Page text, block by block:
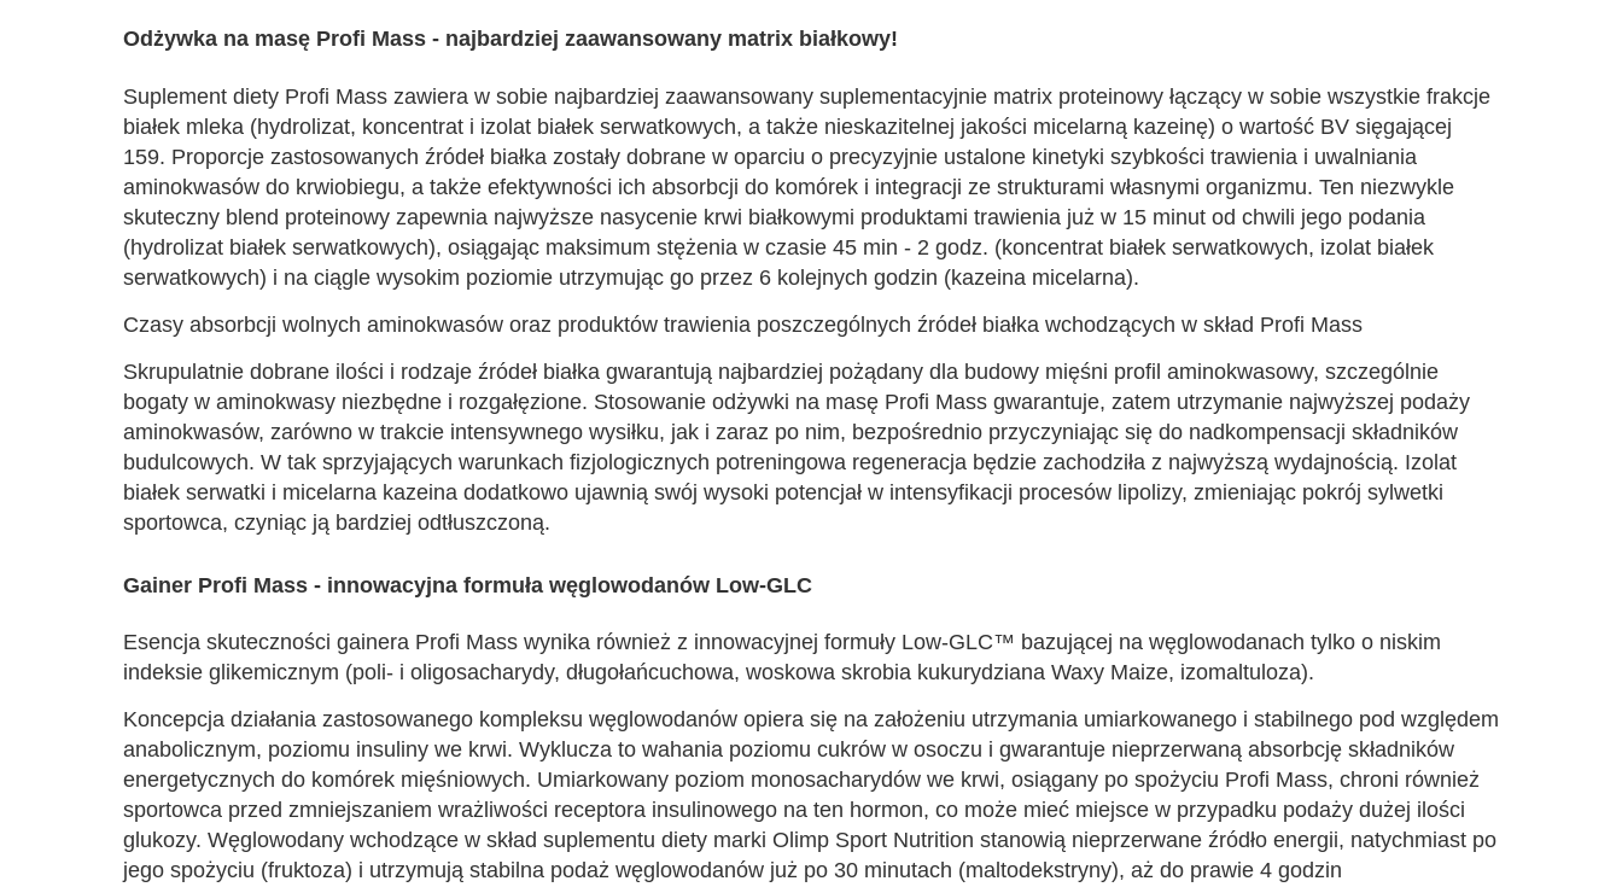
Odżywka na masę Profi Mass - najbardziej zaawansowany matrix białkowy!
Suplement diety Profi Mass zawiera w sobie najbardziej zaawansowany suplementacyjnie matrix proteinowy łączący w sobie wszystkie frakcje
białek mleka (hydrolizat, koncentrat i izolat białek serwatkowych, a także nieskazitelnej jakości micelarną kazeinę) o wartość BV sięgającej
159. Proporcje zastosowanych źródeł białka zostały dobrane w oparciu o precyzyjnie ustalone kinetyki szybkości trawienia i uwalniania
aminokwasów do krwiobiegu, a także efektywności ich absorbcji do komórek i integracji ze strukturami własnymi organizmu. Ten niezwykle
skuteczny blend proteinowy zapewnia najwyższe nasycenie krwi białkowymi produktami trawienia już w 15 minut od chwili jego podania
(hydrolizat białek serwatkowych), osiągając maksimum stężenia w czasie 45 min - 2 godz. (koncentrat białek serwatkowych, izolat białek
serwatkowych) i na ciągle wysokim poziomie utrzymując go przez 6 kolejnych godzin (kazeina micelarna).
Czasy absorbcji wolnych aminokwasów oraz produktów trawienia poszczególnych źródeł białka wchodzących w skład Profi Mass
Skrupulatnie dobrane ilości i rodzaje źródeł białka gwarantują najbardziej pożądany dla budowy mięśni profil aminokwasowy, szczególnie
bogaty w aminokwasy niezbędne i rozgałęzione. Stosowanie odżywki na masę Profi Mass gwarantuje, zatem utrzymanie najwyższej podaży
aminokwasów, zarówno w trakcie intensywnego wysiłku, jak i zaraz po nim, bezpośrednio przyczyniając się do nadkompensacji składników
budulcowych. W tak sprzyjających warunkach fizjologicznych potreningowa regeneracja będzie zachodziła z najwyższą wydajnością. Izolat
białek serwatki i micelarna kazeina dodatkowo ujawnią swój wysoki potencjał w intensyfikacji procesów lipolizy, zmieniając pokrój sylwetki
sportowca, czyniąc ją bardziej odtłuszczoną.
Gainer Profi Mass - innowacyjna formuła węglowodanów Low-GLC
Esencja skuteczności gainera Profi Mass wynika również z innowacyjnej formuły Low-GLC™ bazującej na węglowodanach tylko o niskim
indeksie glikemicznym (poli- i oligosacharydy, długołańcuchowa, woskowa skrobia kukurydziana Waxy Maize, izomaltuloza).
Koncepcja działania zastosowanego kompleksu węglowodanów opiera się na założeniu utrzymania umiarkowanego i stabilnego pod względem
anabolicznym, poziomu insuliny we krwi. Wyklucza to wahania poziomu cukrów w osoczu i gwarantuje nieprzerwaną absorbcję składników
energetycznych do komórek mięśniowych. Umiarkowany poziom monosacharydów we krwi, osiągany po spożyciu Profi Mass, chroni również
sportowca przed zmniejszaniem wrażliwości receptora insulinowego na ten hormon, co może mieć miejsce w przypadku podaży dużej ilości
glukozy. Węglowodany wchodzące w skład suplementu diety marki Olimp Sport Nutrition stanowią nieprzerwane źródło energii, natychmiast po
jego spożyciu (fruktoza) i utrzymują stabilna podaż węglowodanów już po 30 minutach (maltodekstryny), aż do prawie 4 godzin